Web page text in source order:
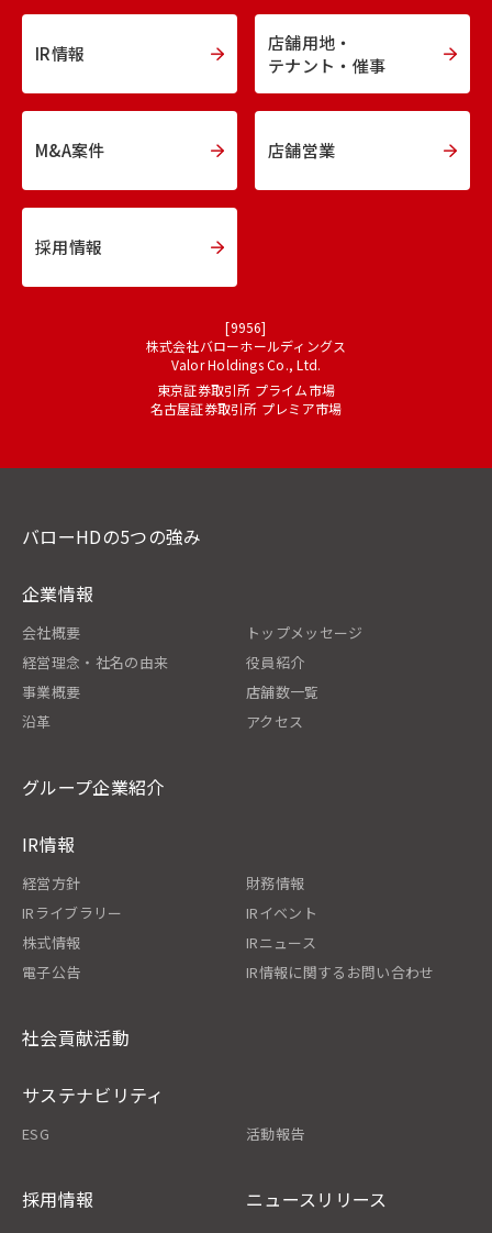
IR情報
店舗用地・
テナント・催事
M&A案件 店舗営業
採用情報
[9956]
株式会社バローホールディングス
Valor Holdings Co., Ltd.
東京証券取引所 プライム市場
名古屋証券取引所 プレミア市場
バローHDの5つの強み
企業情報
会社概要
トップメッセージ
経営理念・社名の由来
役員紹介
事業概要
店舗数一覧
沿革
アクセス
グループ企業紹介
IR情報
経営方針
財務情報
IRライブラリー
IRイベント
株式情報
IRニュース
電子公告
IR情報に関するお問い合わせ
社会貢献活動
サステナビリティ
ESG 活動報告
採用情報 ニュースリリース